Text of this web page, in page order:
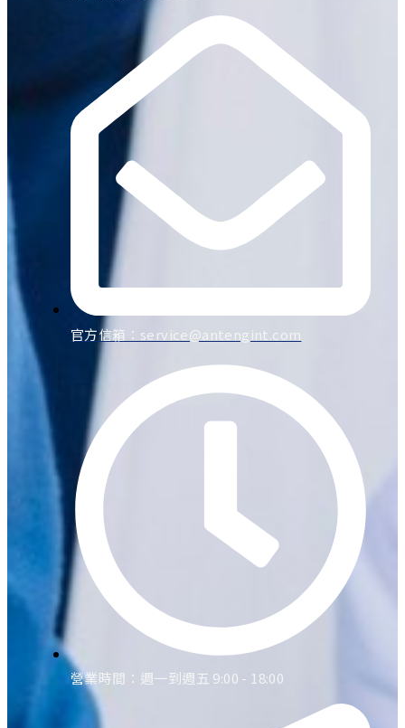
官方信箱： service@antengint.com
營業時間：週一到週五 9:00 - 18:00